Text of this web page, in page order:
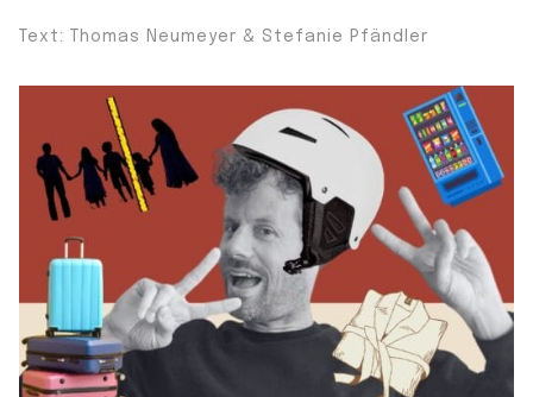
Text: Thomas Neumeyer & Stefanie Pfändler